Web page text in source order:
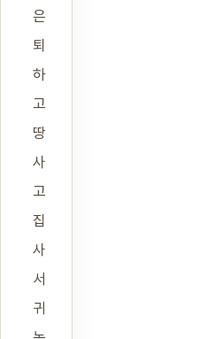
은
퇴
하
고
땅
사
고
집
사
서
귀